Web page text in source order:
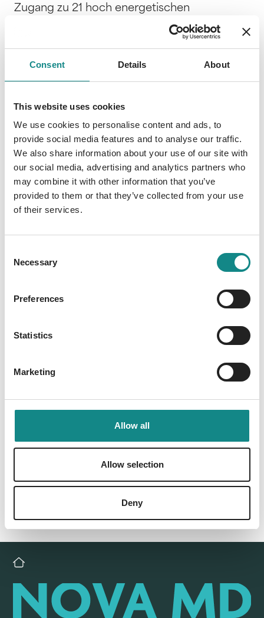
Consent Details About
This website uses cookies
We use cookies to personalise content and ads, to
provide social media features and to analyse our traffic.
We also share information about your use of our site with
our social media, advertising and analytics partners who
may combine it with other information that you’ve
provided to them or that they’ve collected from your use
of their services.
Selection
Necessary
Preferences
Statistics
Marketing
Allow all
Allow selection
Deny
Zugang zu 21 hoch energetischen
Siegerwerten, die bewusst angewandt, zu
wahrem inneren Reichtum führen. Am Ende
unabhängig von Einkommen und Status ist.
Denn entscheidend für Glück, Freude und
Freiheit sind gelebte immaterielle
kraftvolle Qualitäten verankert sind. Ein
authentischer Weg im Einklang mit der
eigenen Seele wird wieder sicht- und fühlbar.
Ein Buch als Reisebegleiter zum Erwachen
des eigenen Herzens. Inspirierend und
kraftvoll zugleich. Es regt an und motiviert
Back to overview